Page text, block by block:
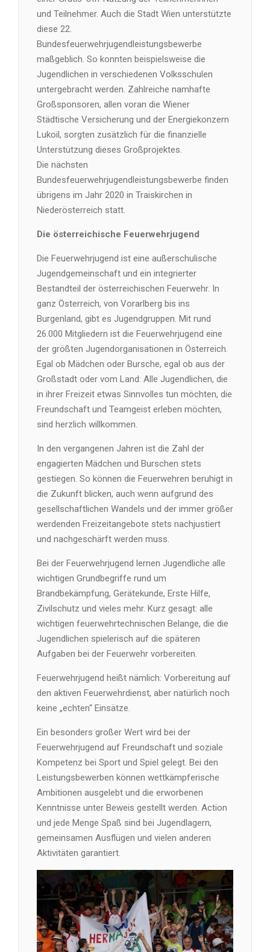
und Teilnehmer. Auch die Stadt Wien unterstützte
diese 22.
Bundesfeuerwehrjugendleistungsbewerbe
maßgeblich. So konnten beispielsweise die
Jugendlichen in verschiedenen Volksschulen
untergebracht werden. Zahlreiche namhafte
Großsponsoren, allen voran die Wiener
Städtische Versicherung und der Energiekonzern
Lukoil, sorgten zusätzlich für die finanzielle
Unterstützung dieses Großprojektes.
Die nächsten
Bundesfeuerwehrjugendleistungsbewerbe finden
übrigens im Jahr 2020 in Traiskirchen in
Niederösterreich statt.
Die österreichische Feuerwehrjugend
Die Feuerwehrjugend ist eine außerschulische
Jugendgemeinschaft und ein integrierter
Bestandteil der österreichischen Feuerwehr. In
ganz Österreich, von Vorarlberg bis ins
Burgenland, gibt es Jugendgruppen. Mit rund
26.000 Mitgliedern ist die Feuerwehrjugend eine
der größten Jugendorganisationen in Österreich.
Egal ob Mädchen oder Bursche, egal ob aus der
Großstadt oder vom Land: Alle Jugendlichen, die
in ihrer Freizeit etwas Sinnvolles tun möchten, die
Freundschaft und Teamgeist erleben möchten,
sind herzlich willkommen.
In den vergangenen Jahren ist die Zahl der
engagierten Mädchen und Burschen stets
gestiegen. So können die Feuerwehren beruhigt in
die Zukunft blicken, auch wenn aufgrund des
gesellschaftlichen Wandels und der immer größer
werdenden Freizeitangebote stets nachjustiert
und nachgeschärft werden muss.
Bei der Feuerwehrjugend lernen Jugendliche alle
wichtigen Grundbegriffe rund um
Brandbekämpfung, Gerätekunde, Erste Hilfe,
Zivilschutz und vieles mehr. Kurz gesagt: alle
wichtigen feuerwehrtechnischen Belange, die die
Jugendlichen spielerisch auf die späteren
Aufgaben bei der Feuerwehr vorbereiten.
Feuerwehrjugend heißt nämlich: Vorbereitung auf
den aktiven Feuerwehrdienst, aber natürlich noch
keine „echten“ Einsätze.
Ein besonders großer Wert wird bei der
Feuerwehrjugend auf Freundschaft und soziale
Kompetenz bei Sport und Spiel gelegt. Bei den
Leistungsbewerben können wettkämpferische
Ambitionen ausgelebt und die erworbenen
Kenntnisse unter Beweis gestellt werden. Action
und jede Menge Spaß sind bei Jugendlagern,
gemeinsamen Ausflügen und vielen anderen
Aktivitäten garantiert.